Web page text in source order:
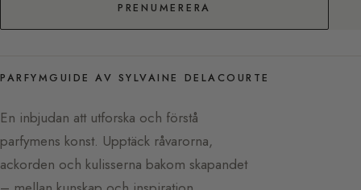
PRENUMERERA
PARFYMGUIDE AV SYLVAINE DELACOURTE
En inbjudan att utforska och förstå
parfymens konst. Upptäck råvarorna,
ackorden och kulisserna bakom skapandet